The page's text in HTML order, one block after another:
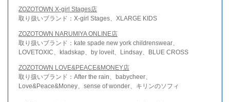
ZOZOTOWN X-girl Stages店
取り扱いブランド：X-girl Stages、XLARGE KIDS
ZOZOTOWN NARUMIYA ONLINE店
取り扱いブランド：kate spade new york childrenswear、
LOVETOXIC、kladskap、by loveit、Lindsay、BLUE CROSS
ZOZOTOWN LOVE&PEACE&MONEY店
取り扱いブランド：After the rain、babycheer、
Love&Peace&Money、sense of wonder、キリンのソフィ